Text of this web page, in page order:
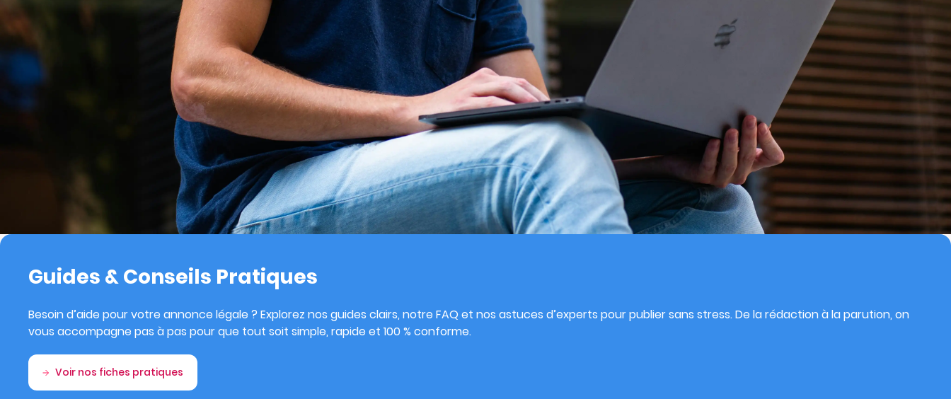
Guides & Conseils Pratiques
Besoin d’aide pour votre annonce légale ? Explorez nos guides clairs, notre FAQ et nos astuces d’experts pour publier sans stress. De la rédaction à la parution, on
vous accompagne pas à pas pour que tout soit simple, rapide et 100 % conforme.
Voir nos fiches pratiques